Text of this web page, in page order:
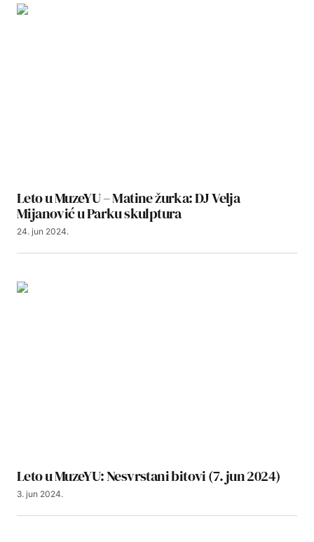
Leto u MuzeYU – Matine žurka: DJ Velja
Mijanović u Parku skulptura
24. jun 2024.
Leto u MuzeYU: Nesvrstani bitovi (7. jun 2024)
3. jun 2024.